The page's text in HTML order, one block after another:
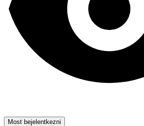
Most bejelentkezni